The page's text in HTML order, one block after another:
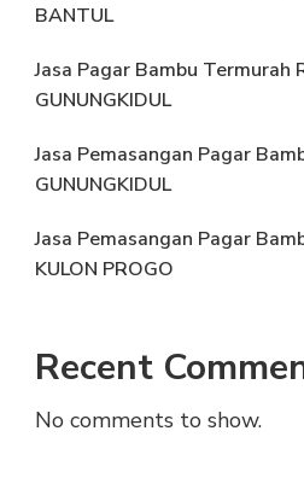
BANTUL
Jasa Pagar Bambu Termurah
GUNUNGKIDUL
Jasa Pemasangan Pagar
GUNUNGKIDUL
Jasa Pemasangan Pagar
KULON PROGO
Recent
No comments to show.